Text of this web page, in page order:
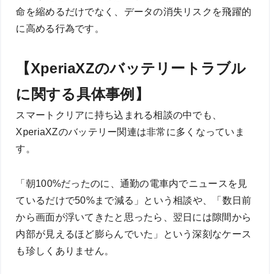
命を縮めるだけでなく、データの消失リスクを飛躍的
に高める行為です。
【XperiaXZのバッテリートラブル
に関する具体事例】
スマートクリアに持ち込まれる相談の中でも、
XperiaXZのバッテリー関連は非常に多くなっていま
す。
「朝100%だったのに、通勤の電車内でニュースを見
ているだけで50%まで減る」という相談や、「数日前
から画面が浮いてきたと思ったら、翌日には隙間から
内部が見えるほど膨らんでいた」という深刻なケース
も珍しくありません。